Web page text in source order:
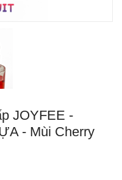
JOYFEE -
- Mùi Cherry